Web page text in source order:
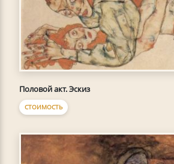
Половой акт. Эскиз
СТОИМОСТЬ